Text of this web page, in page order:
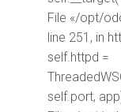
File «/opt/
line 251, in
self.httpd =
self.port,